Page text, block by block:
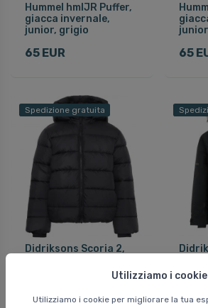
Utilizziamo i cookie
Utilizziamo i cookie per migliorare la tua
Hummel hmlJR Puffer,
giacca invernale,
junior, grigio
65 EUR 65
Spedizione gratuita
Didriksons Scoria 2,
120 EUR
170